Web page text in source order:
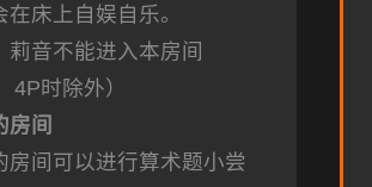
在床上自娱自乐。
莉音不能进入本房间
4P时除外）
房间
房间可以进行算术题小尝